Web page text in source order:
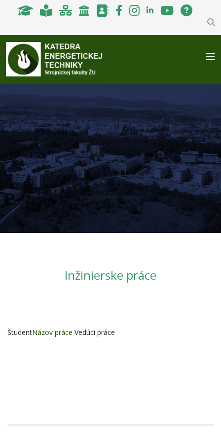
Inžinierske práce
ŠtudentNázov práce Vedúci práce